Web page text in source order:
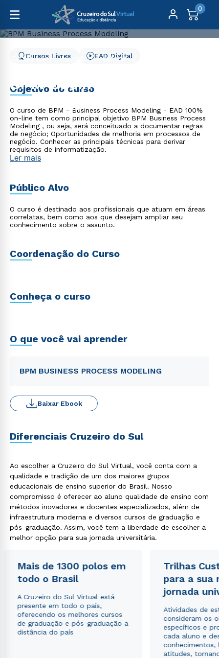
0
Cursos Livres
Gestão e Negócios
BPM Business Process
Modeling
Cursos Livres EAD Digital
Objetivo do curso
O curso de BPM - Business Process Modeling - EAD 100%
on-line tem como principal objetivo BPM Business Process
Modeling , ou seja, será conceituado a documentar regras
de negócio; Oportunidades de melhoria em processos de
negócio. Conhecer as principais técnicas para derivar
requisitos de informatização.
Ler mais
Público Alvo
O curso é destinado aos profissionais que atuam em áreas
correlatas, bem como aos que desejam ampliar seu
conhecimento sobre o assunto.
Coordenação do Curso
Conheça o curso
O que você vai aprender
BPM BUSINESS PROCESS MODELING
Baixar Ebook
Diferenciais Cruzeiro do Sul
Ao escolher a Cruzeiro do Sul Virtual, você conta com a
qualidade e tradição de um dos maiores grupos
educacionais de ensino superior do Brasil. Nosso
compromisso é oferecer ao aluno qualidade de ensino com
métodos inovadores e docentes especializados, além de
infraestrutura moderna e diversos cursos de graduação e
pós-graduação. Assim, você tem a liberdade de escolher a
melhor opção para sua jornada universitária.
Mais de 1300 polos em
todo o Brasil
A Cruzeiro do Sul Virtual está
presente em todo o país,
oferecendo os melhores cursos
de graduação e pós-graduação a
distância do país
Trilhas
para a sua
jornada
Atividades de
consideram os
específicos e
cada aluno e
conhecimentos,
atitudes,